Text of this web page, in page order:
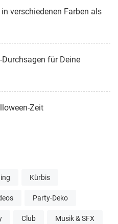
verschiedenen Farben als
für Deine
Zeit
Kürbis
Party-Deko
Club Musik & SFX